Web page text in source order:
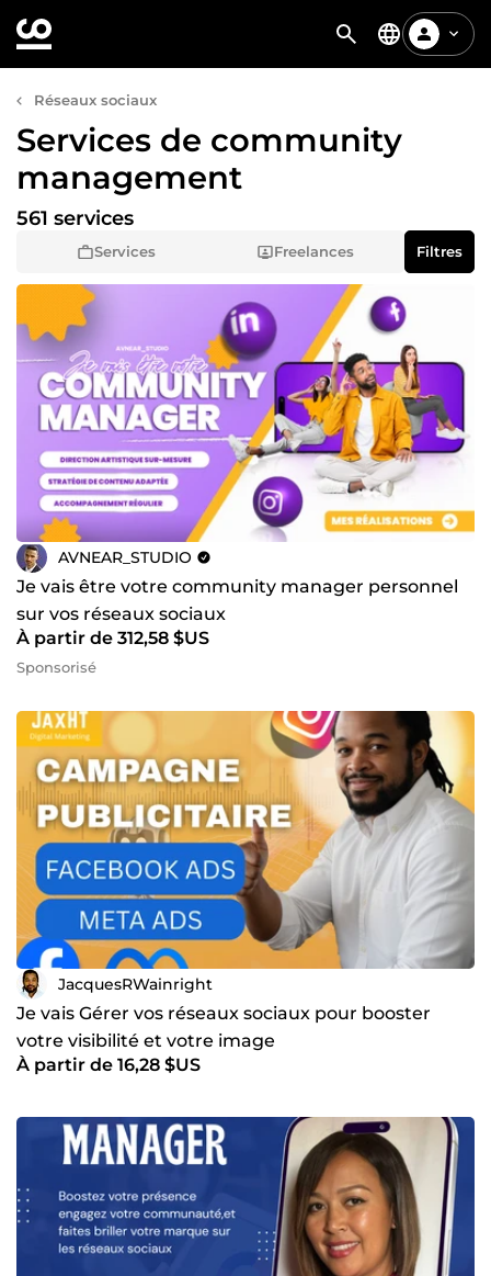
Réseaux sociaux
Services de community
management
Services Freelances
561 services
Filtres
AVNEAR_STUDIO
Je vais être votre community manager personnel
sur vos réseaux sociaux
À partir de 312,58 $US
Sponsorisé
JacquesRWainright
Je vais Gérer vos réseaux sociaux pour booster
votre visibilité et votre image
À partir de 16,28 $US